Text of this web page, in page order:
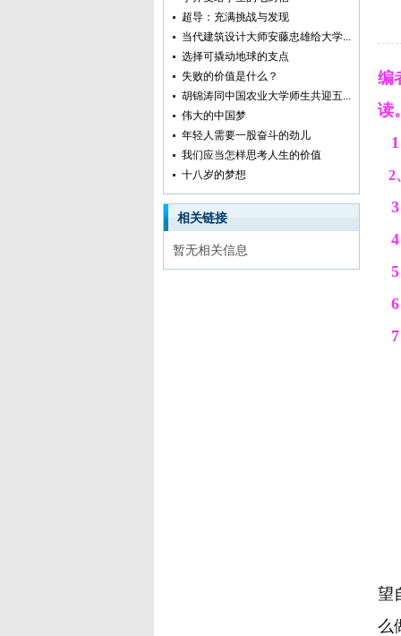
超导：充满挑战与发现
当代建筑设计大师安藤忠雄给大学...
选择可撬动地球的支点
失败的价值是什么？
胡锦涛同中国农业大学师生共迎五...
伟大的中国梦
年轻人需要一股奋斗的劲儿
我们应当怎样思考人生的价值
十八岁的梦想
相关链接
暂无相关信息
编
读
1
2
望
么